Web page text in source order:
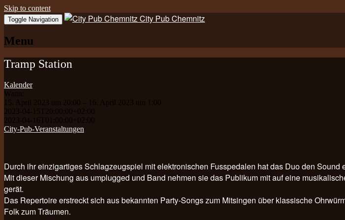
Skip to content
Toggle Navigation City Pub Chemnitz
Menu
Tramp Station
Kalender
Wann:
15. April 2023 um 20:00 – 16. April 2023 um 1:00
2023-04-15T20:00:00+02:00
2023-04-16T01:00:00+02:00
City-Pub-Veranstaltungen
Durch ihr einzigartiges Schlagzeugspiel mit elektronischen Fusspedalen hat das Duo den Sound
Mit dieser Mischung aus umplugged und Band nehmen sie das Publikum mit auf eine
gerät.
Das Repertoire erstreckt sich aus bekannten Party-Songs zum Mitsingen über klassische
Folk zum Träumen.